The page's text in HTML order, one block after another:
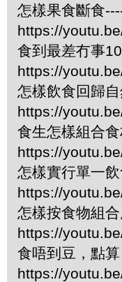
怎樣果食斷食
https://
食到最差冇事
https://
怎樣飲食回歸
https://
食生怎樣組合
https://
怎樣實行單一
https://
怎樣按食物組
https://
食唔到豆，點
https://